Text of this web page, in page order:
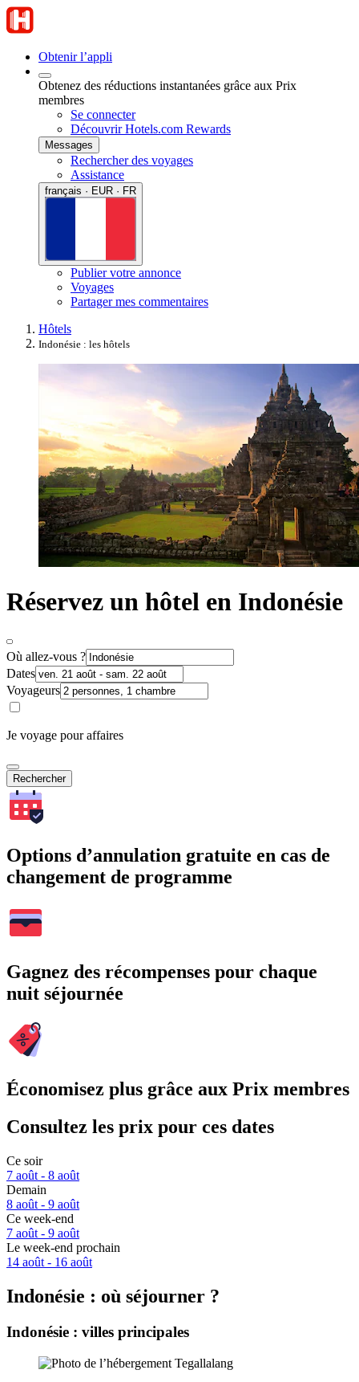
Obtenir l’appli
Obtenez des réductions instantanées grâce aux Prix
membres
Se connecter
Découvrir Hotels.com Rewards
Messages
Rechercher des voyages
Assistance
français · EUR · FR
Publier votre annonce
Voyages
Partager mes commentaires
Hôtels
Indonésie : les hôtels
Réservez un hôtel en Indonésie
Où allez-vous ?
Dates
Voyageurs
Je voyage pour affaires
Rechercher
Options d’annulation gratuite en cas de
changement de programme
Gagnez des récompenses pour chaque
nuit séjournée
Économisez plus grâce aux Prix membres
Consultez les prix pour ces dates
Ce soir
7 août - 8 août
Demain
8 août - 9 août
Ce week-end
7 août - 9 août
Le week-end prochain
14 août - 16 août
Indonésie : où séjourner ?
Indonésie : villes principales